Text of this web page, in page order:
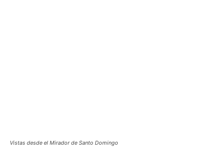
Vistas desde el Mirador de Santo Domingo